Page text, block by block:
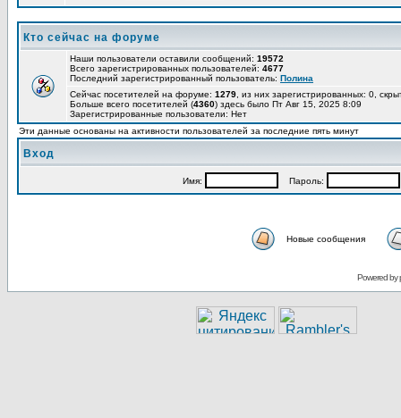
Кто сейчас на форуме
Наши пользователи оставили сообщений: 19572
Всего зарегистрированных пользователей: 4677
Последний зарегистрированный пользователь: Полина
Сейчас посетителей на форуме: 1279 , из них зарегистрированных: 0,
Больше всего посетителей (4360) здесь было Пт Авг 15, 2025 8:09
Зарегистрированные пользователи: Нет
Эти данные основаны на активности пользователей за последние пять минут
Вход
Имя: Пароль:
Новые сообщения
Powered by